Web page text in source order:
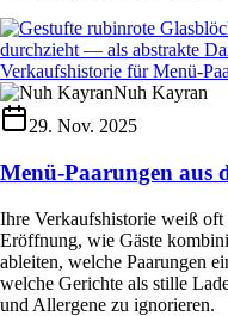
Nuh Kayran
29. Nov. 2025
Menü-Paarungen aus
Ihre Verkaufshistorie weiß oft
Eröffnung, wie Gäste
ableiten, welche Paarungen
welche Gerichte als stille
und Allergene zu ignorieren.